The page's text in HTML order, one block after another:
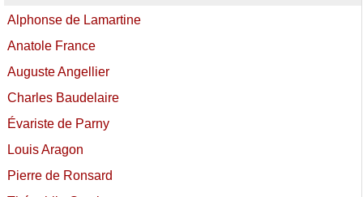
Alphonse de Lamartine
Anatole France
Auguste Angellier
Charles Baudelaire
Évariste de Parny
Louis Aragon
Pierre de Ronsard